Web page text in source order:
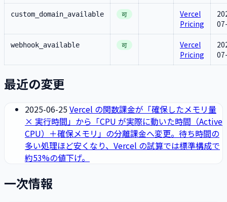
custom_domain_available 可
Vercel
Pricing
webhook_available 可
Vercel
Pricing
最近の変更
2025-06-25Vercel の関数課金が「確保したメモリ量
× 実行時間」から「CPU が実際に動いた時間（Active
CPU）＋確保メモリ」の分離課金へ変更。待ち時間の
多い処理ほど安くなり、Vercel の試算では標準構成で
約53%の値下げ。
一次情報